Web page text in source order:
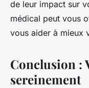
de leur impact sur
médical peut vous
vous aider à mieux
Conclusion :
sereinement